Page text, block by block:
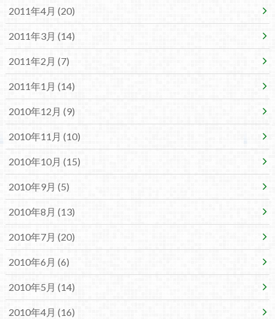
2011年4月 (20)
2011年3月 (14)
2011年2月 (7)
2011年1月 (14)
2010年12月 (9)
2010年11月 (10)
2010年10月 (15)
2010年9月 (5)
2010年8月 (13)
2010年7月 (20)
2010年6月 (6)
2010年5月 (14)
2010年4月 (16)